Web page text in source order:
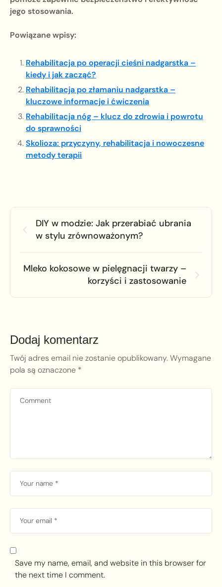
jego stosowania.
Powiązane wpisy:
Rehabilitacja po operacji cieśni nadgarstka –
kiedy i jak zacząć?
Rehabilitacja po złamaniu nadgarstka –
kluczowe informacje i ćwiczenia
Rehabilitacja nóg – klucz do zdrowia i powrotu
do sprawności
Skolioza: przyczyny, rehabilitacja i nowoczesne
metody terapii
DIY w modzie: Jak przerabiać ubrania
w stylu zrównoważonym?
Mleko kokosowe w pielęgnacji twarzy –
korzyści i zastosowanie
Dodaj komentarz
Twój adres email nie zostanie opublikowany.Wymagane
pola są oznaczone *
Save my name, email, and website in this browser for
the next time I comment.